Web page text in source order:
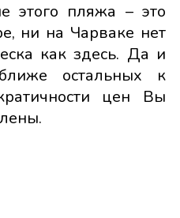
этого пляжа – это
ни на Чарваке нет
как здесь. Да и
остальных к
цен Вы